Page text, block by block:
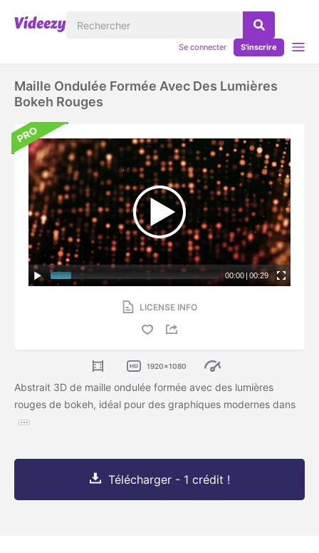
Se connecter S'inscrire
Maille Ondulée Formée Avec Des Lumières
Bokeh Rouges
00:00 | 00:29
LICENSE INFO
1920x1080
Abstrait 3D de maille ondulée formée avec des lumières
rouges de bokeh, idéal pour des graphiques modernes dans
Télécharger - 1 crédit !